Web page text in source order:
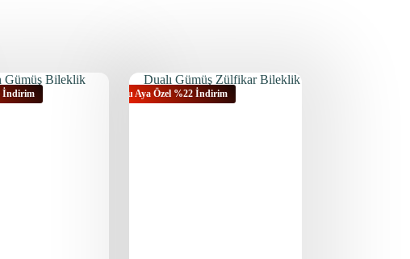
İndirim Bu Aya Özel %22 İndirim